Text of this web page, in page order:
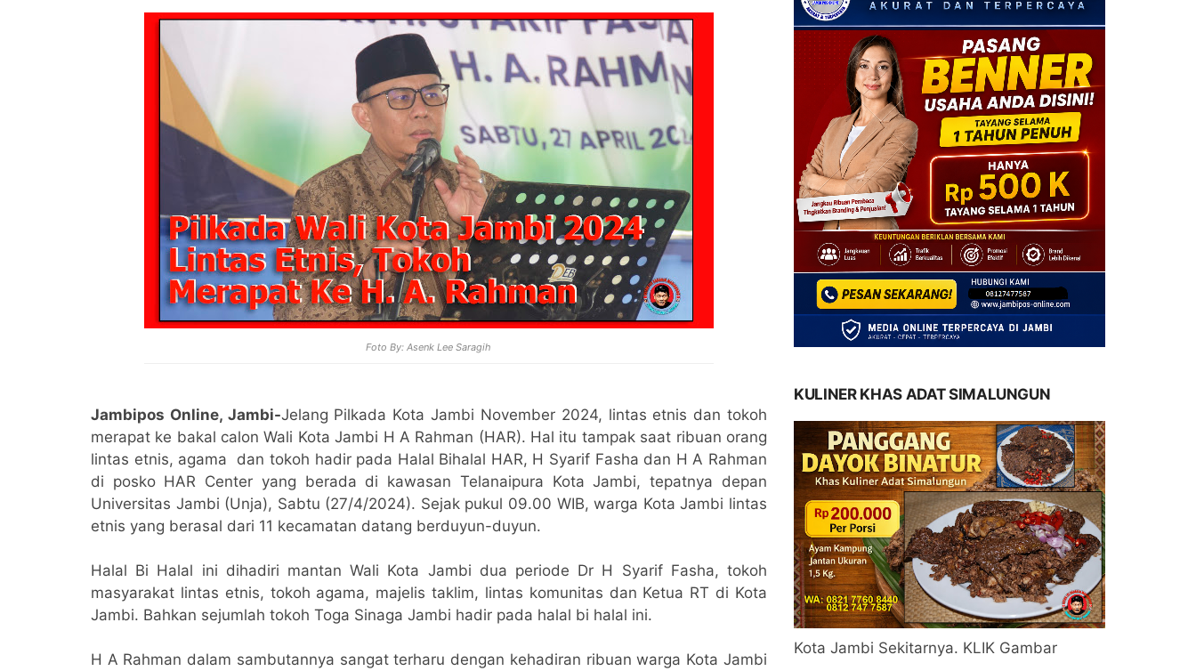
Foto By: Asenk Lee Saragih
Jambipos Online, Jambi-Jelang Pilkada Kota Jambi November 2024, lintas etnis dan tokoh
merapat ke bakal calon Wali Kota Jambi H A Rahman (HAR). Hal itu tampak saat ribuan orang
lintas etnis, agama dan tokoh hadir pada Halal Bihalal HAR, H Syarif Fasha dan H A Rahman
di posko HAR Center yang berada di kawasan Telanaipura Kota Jambi, tepatnya depan
Universitas Jambi (Unja), Sabtu (27/4/2024). Sejak pukul 09.00 WIB, warga Kota Jambi lintas
etnis yang berasal dari 11 kecamatan datang berduyun-duyun.
Halal Bi Halal ini dihadiri mantan Wali Kota Jambi dua periode Dr H Syarif Fasha, tokoh
masyarakat lintas etnis, tokoh agama, majelis taklim, lintas komunitas dan Ketua RT di Kota
Jambi. Bahkan sejumlah tokoh Toga Sinaga Jambi hadir pada halal bi halal ini.
H A Rahman dalam sambutannya sangat terharu dengan kehadiran ribuan warga Kota Jambi
KULINER KHAS ADAT SIMALUNGUN
Kota Jambi Sekitarnya. KLIK Gambar